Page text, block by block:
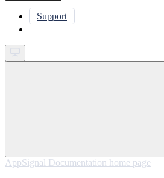
Support
AppSignal Documentation home page